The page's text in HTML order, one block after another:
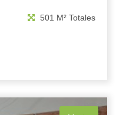
501 M² Totales